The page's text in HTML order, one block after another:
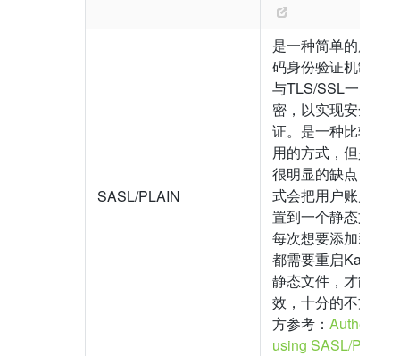
SASL/PLAIN
是一种简单的用户
码身份验证机制，
与TLS/SSL一起用
密，以实现安全身
证。是一种比较容
用的方式，但是有
很明显的缺点，这
式会把用户账户文
置到一个静态文件
每次想要添加新的
都需要重启Kafka去
静态文件，才能使
效，十分的不方便
方参考：
using SASL/PLAIN